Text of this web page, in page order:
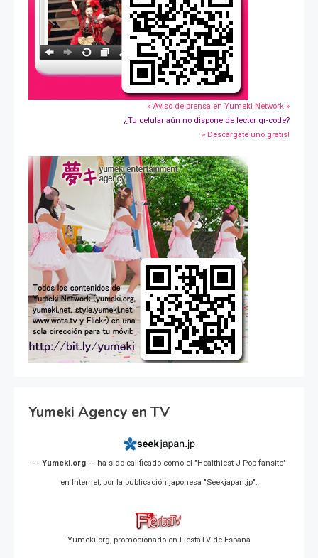
» Aviso de prensa en Yumeki Network »
¿Tu celular aún no dispone de lector qr-code?
» Descárgate uno gratis!
Yumeki Agency en TV
-- Yumeki.org -- ha sido calificado como el "Healthiest J-Pop fansite"
en Internet, por la publicación japonesa "Seekjapan.jp".
Yumeki.org, promocionado en FiestaTV de España